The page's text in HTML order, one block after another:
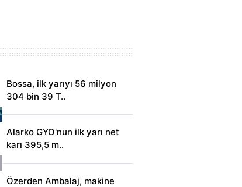
Bossa, ilk yarıyı 56 milyon
304 bin 39 T..
Alarko GYO'nun ilk yarı net
karı 395,5 m..
Özerden Ambalaj, makine